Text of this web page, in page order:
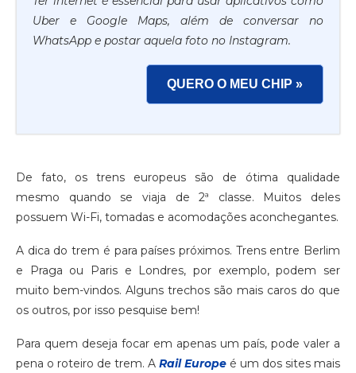
Uber e Google Maps, além de conversar no
WhatsApp e postar aquela foto no Instagram.
QUERO O MEU CHIP »
De fato, os trens europeus são de ótima qualidade
mesmo quando se viaja de 2ª classe. Muitos deles
possuem Wi-Fi, tomadas e acomodações aconchegantes.
A dica do trem é para países próximos. Trens entre Berlim
e Praga ou Paris e Londres, por exemplo, podem ser
muito bem-vindos. Alguns trechos são mais caros do que
os outros, por isso pesquise bem!
Para quem deseja focar em apenas um país, pode valer a
pena o roteiro de trem. A Rail Europe é um dos sites mais